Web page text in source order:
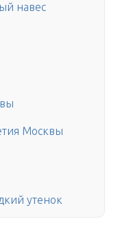
навес
Москвы
утенок